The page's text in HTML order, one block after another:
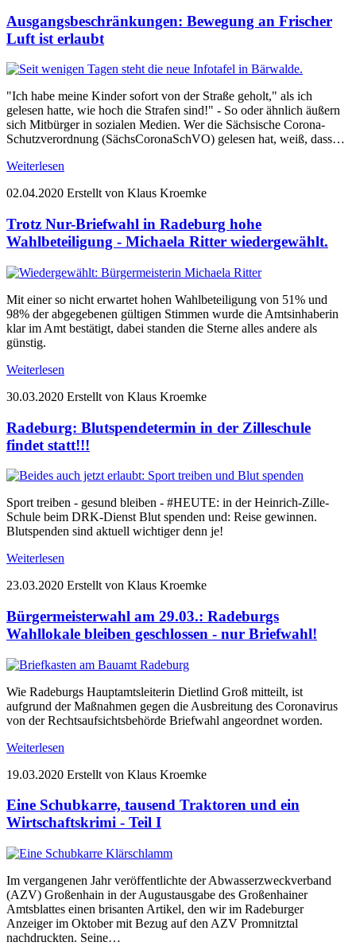
Ausgangsbeschränkungen: Bewegung an Frischer
Luft ist erlaubt
"Ich habe meine Kinder sofort von der Straße geholt," als ich
gelesen hatte, wie hoch die Strafen sind!" - So oder ähnlich äußern
sich Mitbürger in sozialen Medien. Wer die Sächsische Corona-
Schutzverordnung (SächsCoronaSchVO) gelesen hat, weiß, dass…
Weiterlesen
02.04.2020 Erstellt von Klaus Kroemke
Trotz Nur-Briefwahl in Radeburg hohe
Wahlbeteiligung - Michaela Ritter wiedergewählt.
Mit einer so nicht erwartet hohen Wahlbeteiligung von 51% und
98% der abgegebenen gültigen Stimmen wurde die Amtsinhaberin
klar im Amt bestätigt, dabei standen die Sterne alles andere als
günstig.
Weiterlesen
30.03.2020 Erstellt von Klaus Kroemke
Radeburg: Blutspendetermin in der Zilleschule
findet statt!!!
Sport treiben - gesund bleiben - #HEUTE: in der Heinrich-Zille-
Schule beim DRK-Dienst Blut spenden und: Reise gewinnen.
Blutspenden sind aktuell wichtiger denn je!
Weiterlesen
23.03.2020 Erstellt von Klaus Kroemke
Bürgermeisterwahl am 29.03.: Radeburgs
Wahllokale bleiben geschlossen - nur Briefwahl!
Wie Radeburgs Hauptamtsleiterin Dietlind Groß mitteilt, ist
aufgrund der Maßnahmen gegen die Ausbreitung des Coronavirus
von der Rechtsaufsichtsbehörde Briefwahl angeordnet worden.
Weiterlesen
19.03.2020 Erstellt von Klaus Kroemke
Eine Schubkarre, tausend Traktoren und ein
Wirtschaftskrimi - Teil I
Im vergangenen Jahr veröffentlichte der Abwasserzweckverband
(AZV) Großenhain in der Augustausgabe des Großenhainer
Amtsblattes einen brisanten Artikel, den wir im Radeburger
Anzeiger im Oktober mit Bezug auf den AZV Promnitztal
nachdruckten. Seine…